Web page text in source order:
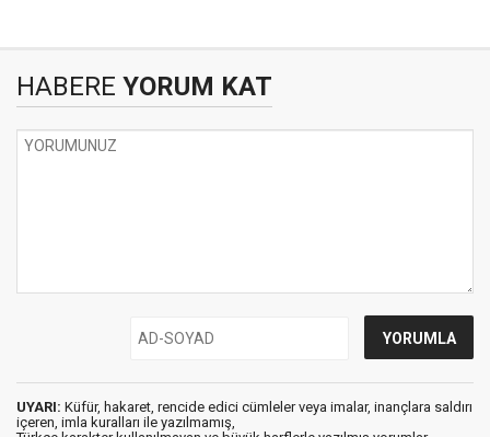
HABERE YORUM KAT
UYARI: Küfür, hakaret, rencide edici cümleler veya imalar, inançlara saldırı
içeren, imla kuralları ile yazılmamış,